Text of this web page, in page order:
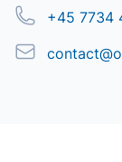
Telefon+45 7734
Email